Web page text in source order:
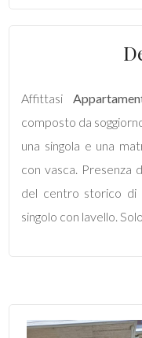
Affittasi
composto da
una singola e una
con vasca. Presenza
del centro storico di
singolo con lavello.
Totale
minimi